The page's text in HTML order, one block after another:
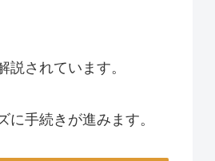
されています。
手続きが進みます。